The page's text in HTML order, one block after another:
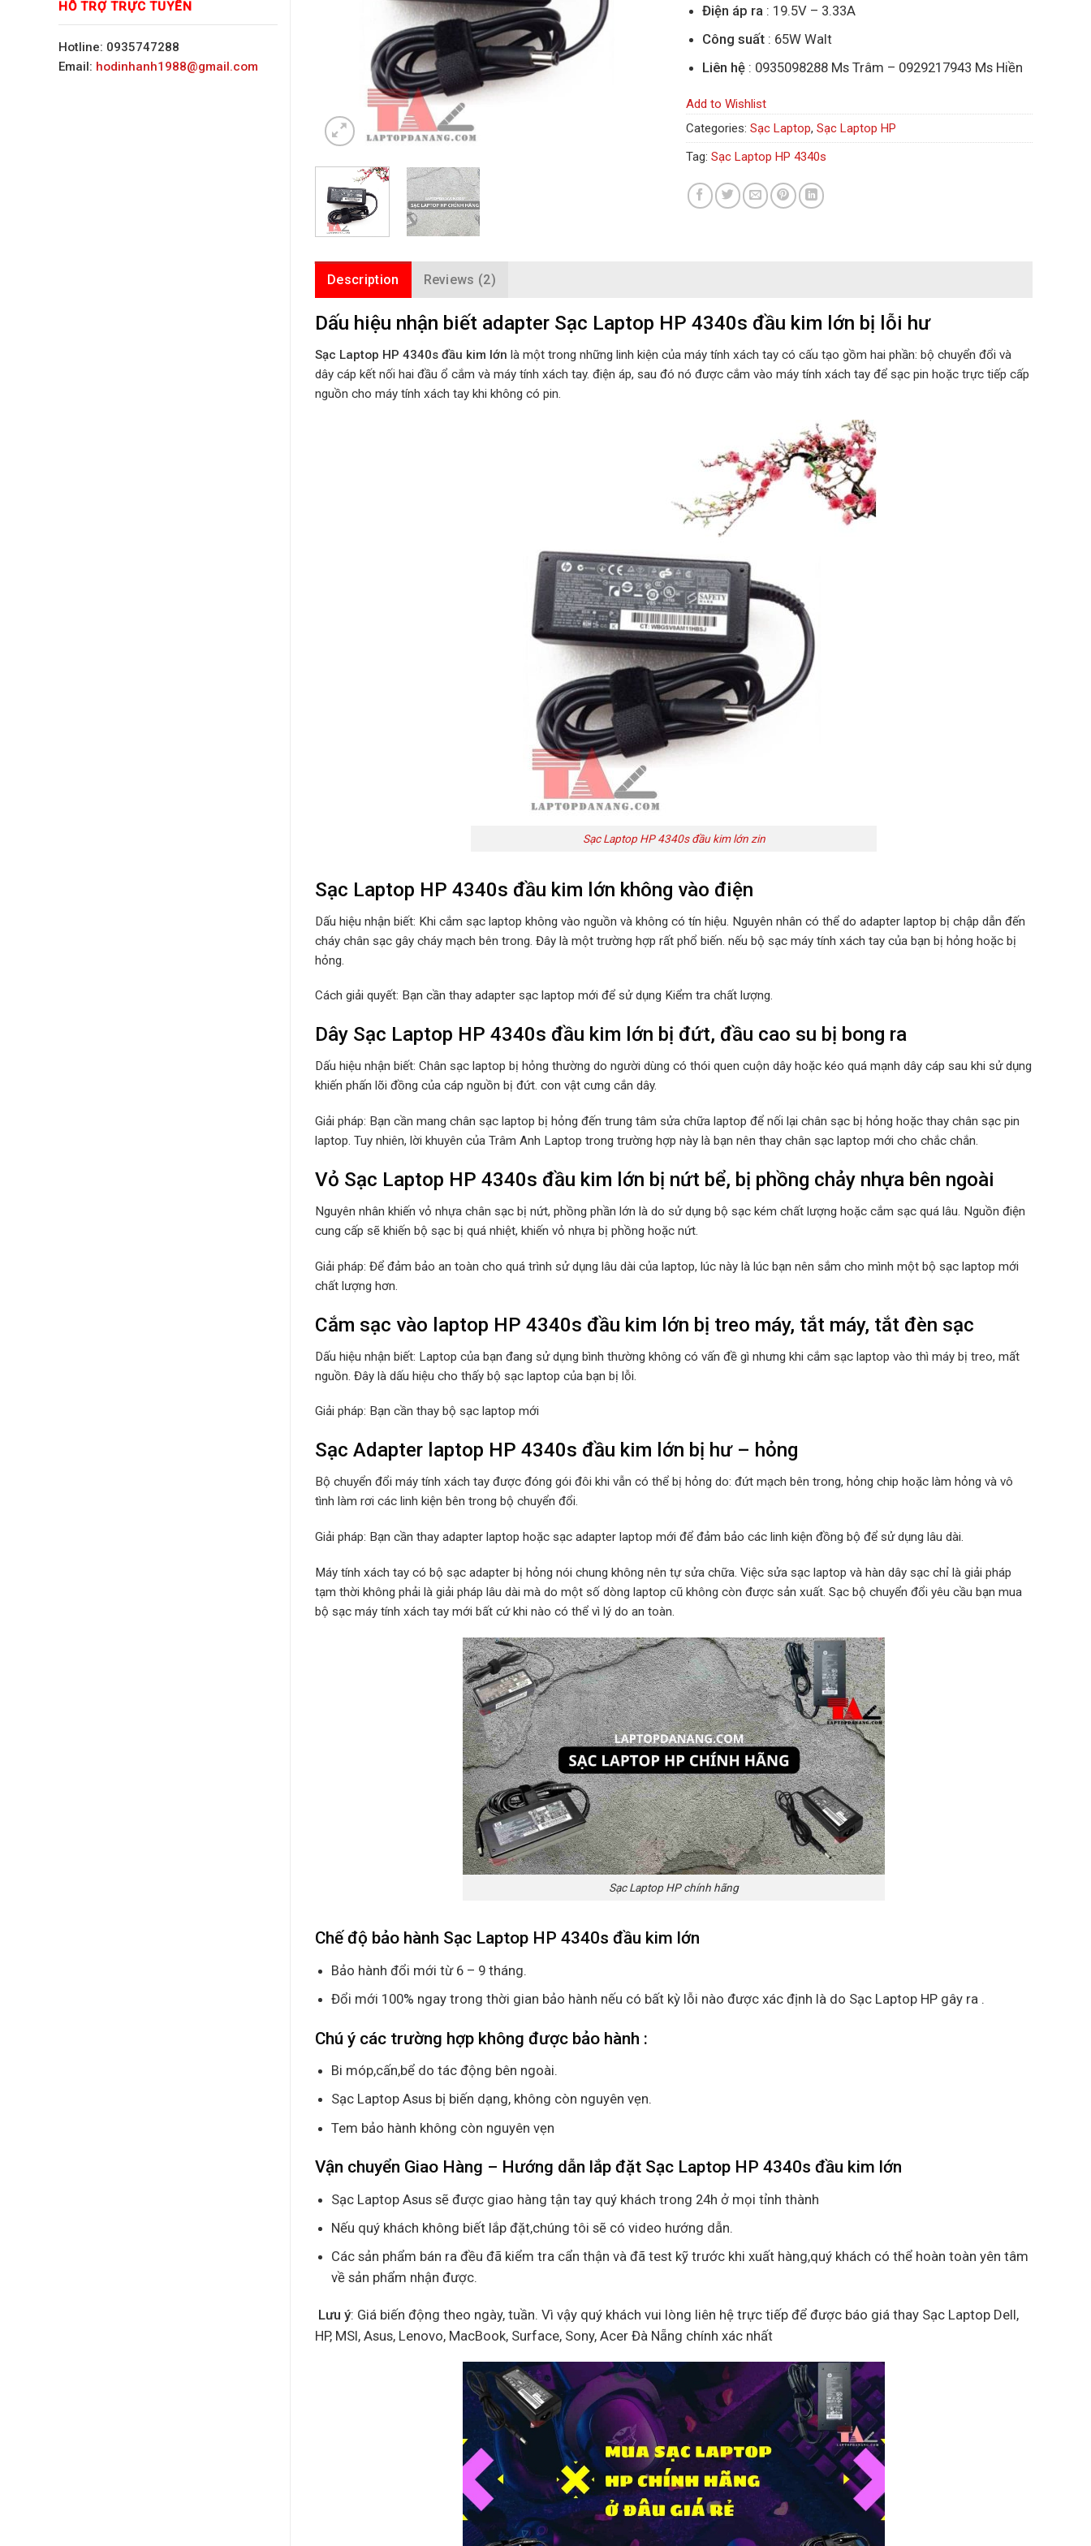
HỖ TRỢ TRỰC TUYẾN
Hotline: 0935747288
Email: hodinhanh1988@gmail.com
Điện áp ra: 19.5V – 3.33A
Công suất: 65W Walt
Liên hệ: 0935098288 Ms Trâm – 0929217943 Ms Hiền
Add to Wishlist
Categories: Sạc Laptop, Sạc Laptop HP
Tag: Sạc Laptop HP 4340s
Description Reviews (2)
Dấu hiệu nhận biết adapter Sạc Laptop HP 4340s đầu kim lớn bị lỗi hư
Sạc Laptop HP 4340s đầu kim lớn là một trong những linh kiện của máy tính xách tay có cấu tạo gồm hai phần: bộ chuyển đổi và
dây cáp kết nối hai đầu ổ cắm và máy tính xách tay. điện áp, sau đó nó được cắm vào máy tính xách tay để sạc pin hoặc trực tiếp cấp
nguồn cho máy tính xách tay khi không có pin.
Sạc Laptop HP 4340s đầu kim lớn zin
Sạc Laptop HP 4340s đầu kim lớn không vào điện
Dấu hiệu nhận biết: Khi cắm sạc laptop không vào nguồn và không có tín hiệu. Nguyên nhân có thể do adapter laptop bị chập dẫn đến
cháy chân sạc gây cháy mạch bên trong. Đây là một trường hợp rất phổ biến. nếu bộ sạc máy tính xách tay của bạn bị hỏng hoặc bị
hỏng.
Cách giải quyết: Bạn cần thay adapter sạc laptop mới để sử dụng Kiểm tra chất lượng.
Dây Sạc Laptop HP 4340s đầu kim lớn bị đứt, đầu cao su bị bong ra
Dấu hiệu nhận biết: Chân sạc laptop bị hỏng thường do người dùng có thói quen cuộn dây hoặc kéo quá mạnh dây cáp sau khi sử dụng
khiến phấn lõi đồng của cáp nguồn bị đứt. con vật cưng cắn dây.
Giải pháp: Bạn cần mang chân sạc laptop bị hỏng đến trung tâm sửa chữa laptop để nối lại chân sạc bị hỏng hoặc thay chân sạc pin
laptop. Tuy nhiên, lời khuyên của Trâm Anh Laptop trong trường hợp này là bạn nên thay chân sạc laptop mới cho chắc chắn.
Vỏ Sạc Laptop HP 4340s đầu kim lớn bị nứt bể, bị phồng chảy nhựa bên ngoài
Nguyên nhân khiến vỏ nhựa chân sạc bị nứt, phồng phần lớn là do sử dụng bộ sạc kém chất lượng hoặc cắm sạc quá lâu. Nguồn điện
cung cấp sẽ khiến bộ sạc bị quá nhiệt, khiến vỏ nhựa bị phồng hoặc nứt.
Giải pháp: Để đảm bảo an toàn cho quá trình sử dụng lâu dài của laptop, lúc này là lúc bạn nên sắm cho mình một bộ sạc laptop mới
chất lượng hơn.
Cắm sạc vào laptop HP 4340s đầu kim lớn bị treo máy, tắt máy, tắt đèn sạc
Dấu hiệu nhận biết: Laptop của bạn đang sử dụng bình thường không có vấn đề gì nhưng khi cắm sạc laptop vào thì máy bị treo, mất
nguồn. Đây là dấu hiệu cho thấy bộ sạc laptop của bạn bị lỗi.
Giải pháp: Bạn cần thay bộ sạc laptop mới
Sạc Adapter laptop HP 4340s đầu kim lớn bị hư – hỏng
Bộ chuyển đổi máy tính xách tay được đóng gói đôi khi vẫn có thể bị hỏng do: đứt mạch bên trong, hỏng chip hoặc làm hỏng và vô
tình làm rơi các linh kiện bên trong bộ chuyển đổi.
Giải pháp: Bạn cần thay adapter laptop hoặc sạc adapter laptop mới để đảm bảo các linh kiện đồng bộ để sử dụng lâu dài.
Máy tính xách tay có bộ sạc adapter bị hỏng nói chung không nên tự sửa chữa. Việc sửa sạc laptop và hàn dây sạc chỉ là giải pháp
tạm thời không phải là giải pháp lâu dài mà do một số dòng laptop cũ không còn được sản xuất. Sạc bộ chuyển đổi yêu cầu bạn mua
bộ sạc máy tính xách tay mới bất cứ khi nào có thể vì lý do an toàn.
Sạc Laptop HP chính hãng
Chế độ bảo hành Sạc Laptop HP 4340s đầu kim lớn
Bảo hành đổi mới từ 6 – 9 tháng.
Đổi mới 100% ngay trong thời gian bảo hành nếu có bất kỳ lỗi nào được xác định là do Sạc Laptop HP gây ra .
Chú ý các trường hợp không được bảo hành :
Bi móp,cấn,bể do tác động bên ngoài.
Sạc Laptop Asus bị biến dạng, không còn nguyên vẹn.
Tem bảo hành không còn nguyên vẹn
Vận chuyển Giao Hàng – Hướng dẫn lắp đặt Sạc Laptop HP 4340s đầu kim lớn
Sạc Laptop Asus sẽ được giao hàng tận tay quý khách trong 24h ở mọi tỉnh thành
Nếu quý khách không biết lắp đặt,chúng tôi sẽ có video hướng dẫn.
Các sản phẩm bán ra đều đã kiểm tra cẩn thận và đã test kỹ trước khi xuất hàng,quý khách có thể hoàn toàn yên tâm
về sản phẩm nhận được.
Lưu ý: Giá biến động theo ngày, tuần. Vì vậy quý khách vui lòng liên hệ trực tiếp để được báo giá thay Sạc Laptop Dell,
HP, MSI, Asus, Lenovo, MacBook, Surface, Sony, Acer Đà Nẵng chính xác nhất